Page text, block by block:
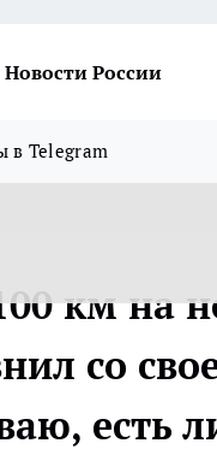
Новости России
в Telegram
км на
со
есть